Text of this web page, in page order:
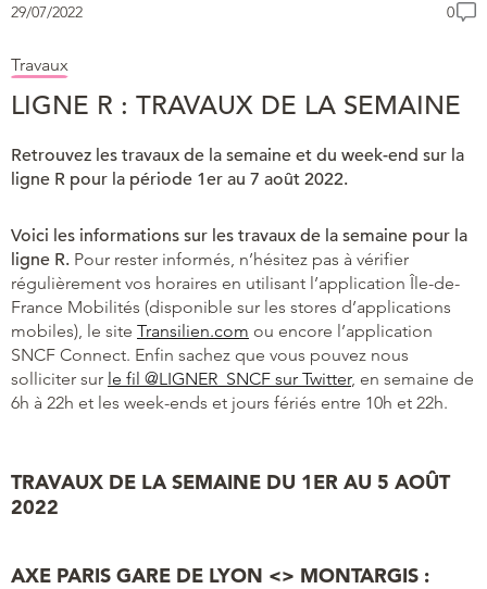
29/07/2022 0
Travaux
LIGNE R : TRAVAUX DE LA SEMAINE
Retrouvez les travaux de la semaine et du week-end sur la
ligne R pour la période 1er au 7 août 2022.
Voici les informations sur les travaux de la semaine pour la
ligne R. Pour rester informés, n’hésitez pas à vérifier
régulièrement vos horaires en utilisant l’application Île-de-
France Mobilités (disponible sur les stores d’applications
mobiles), le site Transilien.com ou encore l’application
SNCF Connect. Enfin sachez que vous pouvez nous
solliciter sur le fil @LIGNER_SNCF sur Twitter, en semaine de
6h à 22h et les week-ends et jours fériés entre 10h et 22h.
TRAVAUX DE LA SEMAINE DU 1ER AU 5 AOÛT
2022
AXE PARIS GARE DE LYON <> MONTARGIS :